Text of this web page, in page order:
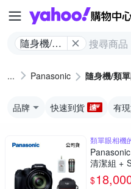
隨身機/類
Panasonic 隨身機/類
品牌 快速到貨 有
類單眼相機
清潔組 +
瑪 HD-
$